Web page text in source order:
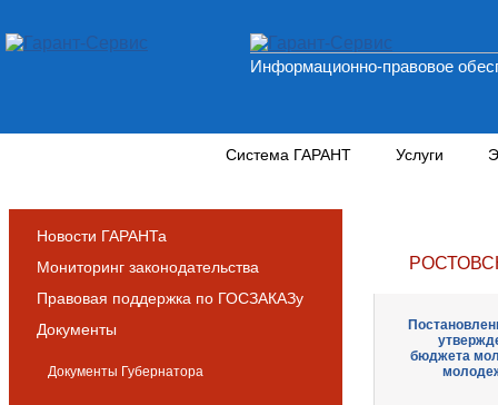
Информационно-правовое
Система ГАРАНТ Услуги
Новости ГАРАНТа
Мониторинг законодательства
Правовая поддержка по ГОСЗАКАЗу
Документы
Документы Губернатора
бюджета